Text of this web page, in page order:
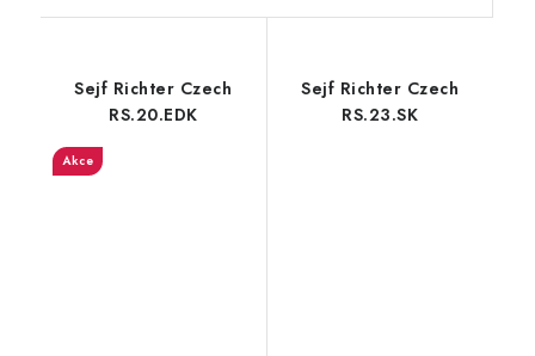
Sejf Richter Czech
RS.20.EDK
Akce
Sejf Richter Czech
RS.23.SK